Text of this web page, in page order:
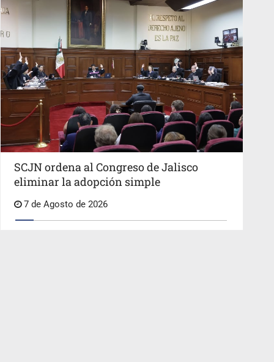
SCJN ordena al Congreso de Jalisco
eliminar la adopción simple
7 de Agosto de 2026